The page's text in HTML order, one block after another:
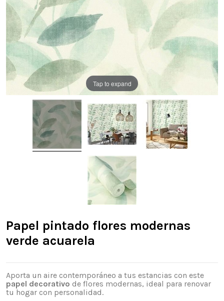
Tap to expand
Papel pintado flores modernas
verde acuarela
Aporta un aire contemporáneo a tus estancias con este
papel decorativo de flores modernas, ideal para renovar
tu hogar con personalidad.